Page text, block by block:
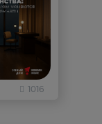
1016